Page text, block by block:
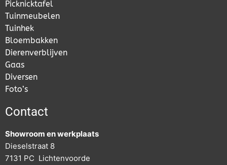
Picknicktafel
Tuinmeubelen
Tuinhek
Bloembakken
Dierenverblijven
Gaas
Diversen
Foto’s
Contact
Showroom en werkplaats
Dieselstraat 8
7131 PC Lichtenvoorde